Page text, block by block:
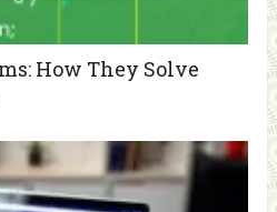
How They Solve